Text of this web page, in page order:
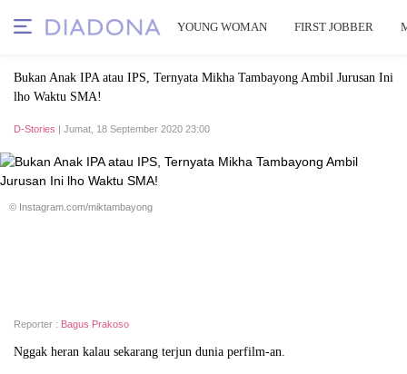
YOUNG WOMAN FIRST JOBBER
Bukan Anak IPA atau IPS, Ternyata Mikha Tambayong Ambil Jurusan Ini
lho Waktu SMA!
D-Stories | Jumat, 18 September 2020 23:00
© Instagram.com/miktambayong
Reporter : Bagus Prakoso
Nggak heran kalau sekarang terjun dunia perfilm-an.